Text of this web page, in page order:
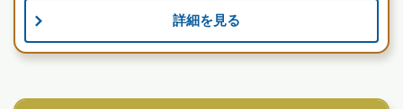
お墓のことなら何でもご相談ください
霊園墓地のプロフェッショナルが無料でご案内いたしま
詳細を見る